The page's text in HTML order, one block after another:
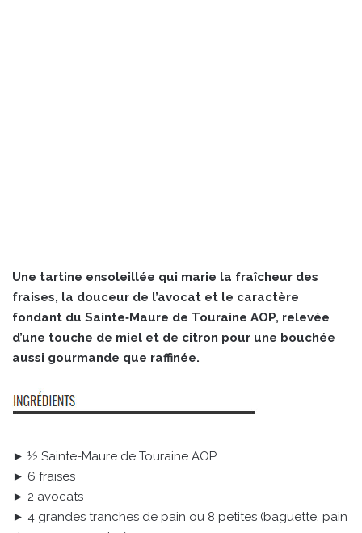
Une tartine ensoleillée qui marie la fraîcheur des
fraises, la douceur de l’avocat et le caractère
fondant du Sainte‑Maure de Touraine AOP, relevée
d’une touche de miel et de citron pour une bouchée
aussi gourmande que raffinée.
► ½ Sainte-Maure de Touraine AOP
► 6 fraises
► 2 avocats
► 4 grandes tranches de pain ou 8 petites (baguette, pain